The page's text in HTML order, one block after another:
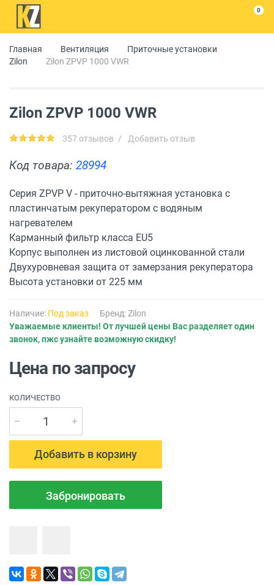
0
Главная Вентиляция
Приточные установки
Zilon
Zilon ZPVP 1000 VWR
Zilon ZPVP 1000 VWR
357 отзывов / Добавить отзыв
Код товара: 28994
Серия ZPVP V - приточно-вытяжная установка с
пластинчатым рекуператором с водяным
нагревателем
Карманный фильтр класса EU5
Корпус выполнен из листовой оцинкованной стали
Двухуровневая защита от замерзания рекуператора
Высота установки от 225 мм
Наличие: Под заказ Бренд:Zilon
Уважаемые клиенты! От лучшей цены Вас разделяет один
звонок, пжс узнайте возможную скидку!
Цена по запросу
КОЛИЧЕСТВО
Добавить в корзину
Забронировать